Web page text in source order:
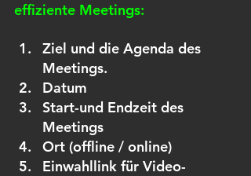
effiziente Meetings:
Ziel und die Agenda des
Meetings.
Datum
Start-und Endzeit des
Meetings
Ort (offline / online)
Einwahllink für Video-